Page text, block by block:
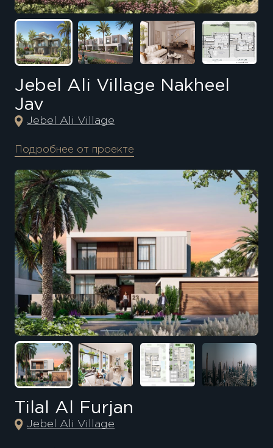
Jebel Ali Village Nakheel
Jav
Jebel Ali Village
Подробнее от проекте
Tilal Al Furjan
Jebel Ali Village